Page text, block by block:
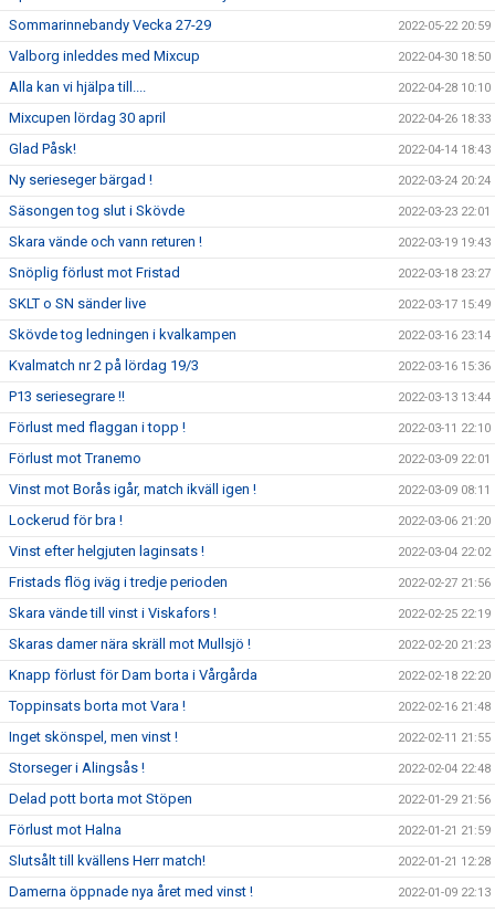
Sommarinnebandy Vecka 27-29 2022-05-22 20:59
Valborg inleddes med Mixcup 2022-04-30 18:50
Alla kan vi hjälpa till.... 2022-04-28 10:10
Mixcupen lördag 30 april 2022-04-26 18:33
Glad Påsk! 2022-04-14 18:43
Ny serieseger bärgad ! 2022-03-24 20:24
Säsongen tog slut i Skövde 2022-03-23 22:01
Skara vände och vann returen ! 2022-03-19 19:43
Snöplig förlust mot Fristad 2022-03-18 23:27
SKLT o SN sänder live 2022-03-17 15:49
Skövde tog ledningen i kvalkampen 2022-03-16 23:14
Kvalmatch nr 2 på lördag 19/3 2022-03-16 15:36
P13 seriesegrare !! 2022-03-13 13:44
Förlust med flaggan i topp ! 2022-03-11 22:10
Förlust mot Tranemo 2022-03-09 22:01
Vinst mot Borås igår, match ikväll igen ! 2022-03-09 08:11
Lockerud för bra ! 2022-03-06 21:20
Vinst efter helgjuten laginsats ! 2022-03-04 22:02
Fristads flög iväg i tredje perioden 2022-02-27 21:56
Skara vände till vinst i Viskafors ! 2022-02-25 22:19
Skaras damer nära skräll mot Mullsjö ! 2022-02-20 21:23
Knapp förlust för Dam borta i Vårgårda 2022-02-18 22:20
Toppinsats borta mot Vara ! 2022-02-16 21:48
Inget skönspel, men vinst ! 2022-02-11 21:55
Storseger i Alingsås ! 2022-02-04 22:48
Delad pott borta mot Stöpen 2022-01-29 21:56
Förlust mot Halna 2022-01-21 21:59
Slutsålt till kvällens Herr match! 2022-01-21 12:28
Damerna öppnade nya året med vinst ! 2022-01-09 22:13